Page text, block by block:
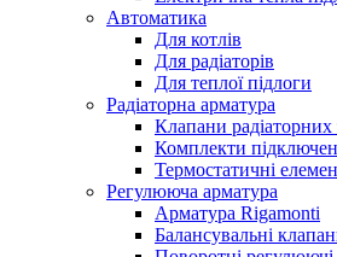
Автоматика
Для котлів
Для радіаторів
Для теплої підлоги
Радіаторна арматура
Клапани радіаторних
Комплекти
Термостатичні
Регулююча арматура
Арматура Rigamonti
Балансувальні